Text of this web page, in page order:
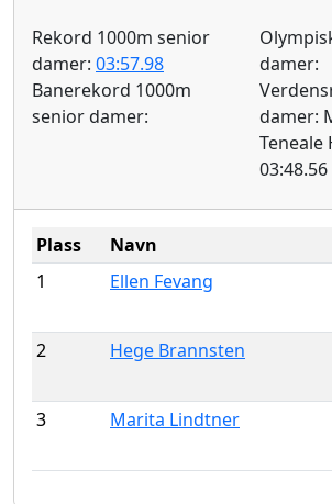
Rekord 1000m senior
damer: 03:57.98
Banerekord 1000m
senior damer:
damer:
damer:
Teneale
03:48.56
Plass Navn
1
Ellen Fevang
2 Hege Brannsten
3 Marita Lindtner